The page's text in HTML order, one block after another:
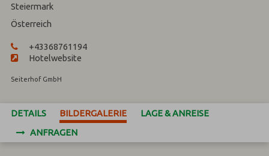
Steiermark
Österreich
+43368761194
Hotelwebsite
Seiterhof GmbH
DETAILS BILDERGALERIE
LAGE & ANREISE
ANFRAGEN